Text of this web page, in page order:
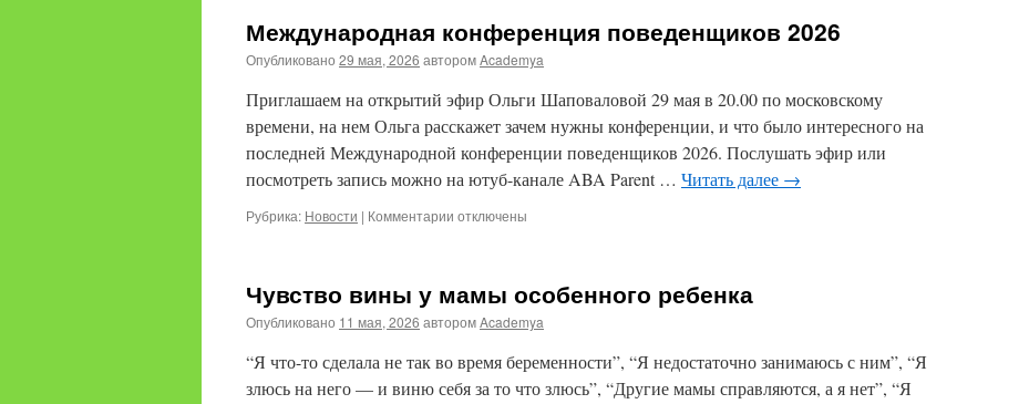
и
успеха
при
составлении
поведенческого
плана
Международная конференция поведенщиков 2026
Опубликовано 29 мая, 2026 авторомAcademya
Приглашаем на открытий эфир Ольги Шаповаловой 29 мая в 20.00 по московскому
времени, на нем Ольга расскажет зачем нужны конференции, и что было интересного на
последней Международной конференции поведенщиков 2026. Послушать эфир или
посмотреть запись можно на ютуб-канале ABA Parent … Читать далее →
Рубрика: Новости | Комментарии к
поведенщиков
2026
отключены
Чувство вины у мамы особенного ребенка
Опубликовано 11 мая, 2026 авторомAcademya
“Я что-то сделала не так во время беременности”, “Я недостаточно занимаюсь с ним”, “Я
злюсь на него — и виню себя за то что злюсь”, “Другие мамы справляются, а я нет”, “Я